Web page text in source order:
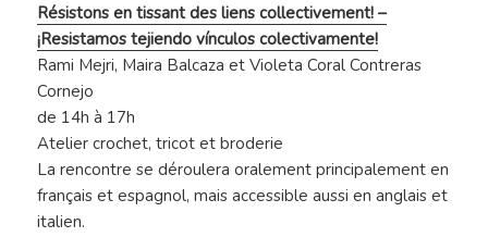
Résistons en tissant des liens collectivement! –
¡Resistamos tejiendo vínculos colectivamente!
Rami Mejri, Maira Balcaza et Violeta Coral Contreras
Cornejo
de 14h à 17h
Atelier crochet, tricot et broderie
La rencontre se déroulera oralement principalement en
français et espagnol, mais accessible aussi en anglais et
italien.